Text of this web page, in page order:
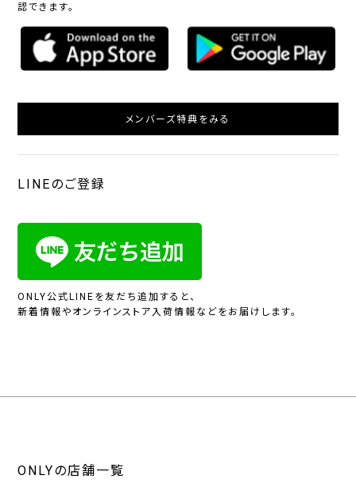
認できます。
メンバーズ特典をみる
LINEのご登録
ONLY公式LINEを友だち追加すると、
新着情報やオンラインストア入荷情報などをお届けします。
ONLYの店舗一覧